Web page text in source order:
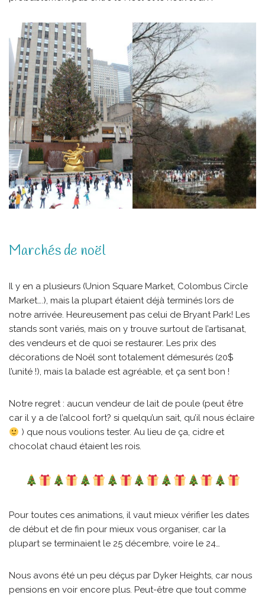
Marchés de noël
Il y en a plusieurs (Union Square Market, Colombus Circle
Market….), mais la plupart étaient déjà terminés lors de
notre arrivée. Heureusement pas celui de Bryant Park! Les
stands sont variés, mais on y trouve surtout de l’artisanat,
des vendeurs et de quoi se restaurer. Les prix des
décorations de Noël sont totalement démesurés (20$
l’unité !), mais la balade est agréable, et ça sent bon !
Notre regret : aucun vendeur de lait de poule (peut être
car il y a de l’alcool fort? si quelqu’un sait, qu’il nous éclaire
) que nous voulions tester. Au lieu de ça, cidre et
chocolat chaud étaient les rois.
Pour toutes ces animations, il vaut mieux vérifier les dates
de début et de fin pour mieux vous organiser, car la
plupart se terminaient le 25 décembre, voire le 24…
Nous avons été un peu déçus par Dyker Heights, car nous
pensions en voir encore plus. Peut-être que tout comme